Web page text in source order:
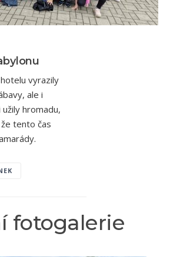
vyrazily
ale i
užily hromadu,
tento čas
fotogalerie